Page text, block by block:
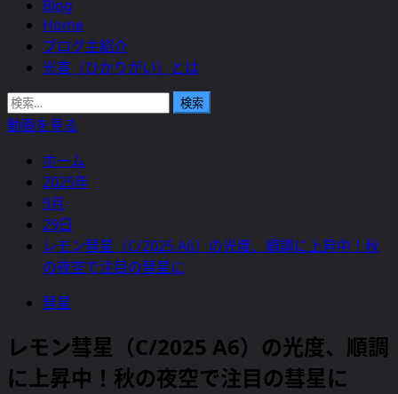
ニ
ュ
ー
Blog
Home
ブログ主紹介
光害（ひかりがい）とは
検
索:
動画を見る
ホーム
2025年
9月
29日
レモン彗星（C/2025 A6）の光度、順調に上昇中！秋
の夜空で注目の彗星に
彗星
レモン彗星（C/2025 A6）の光度、順調
に上昇中！秋の夜空で注目の彗星に